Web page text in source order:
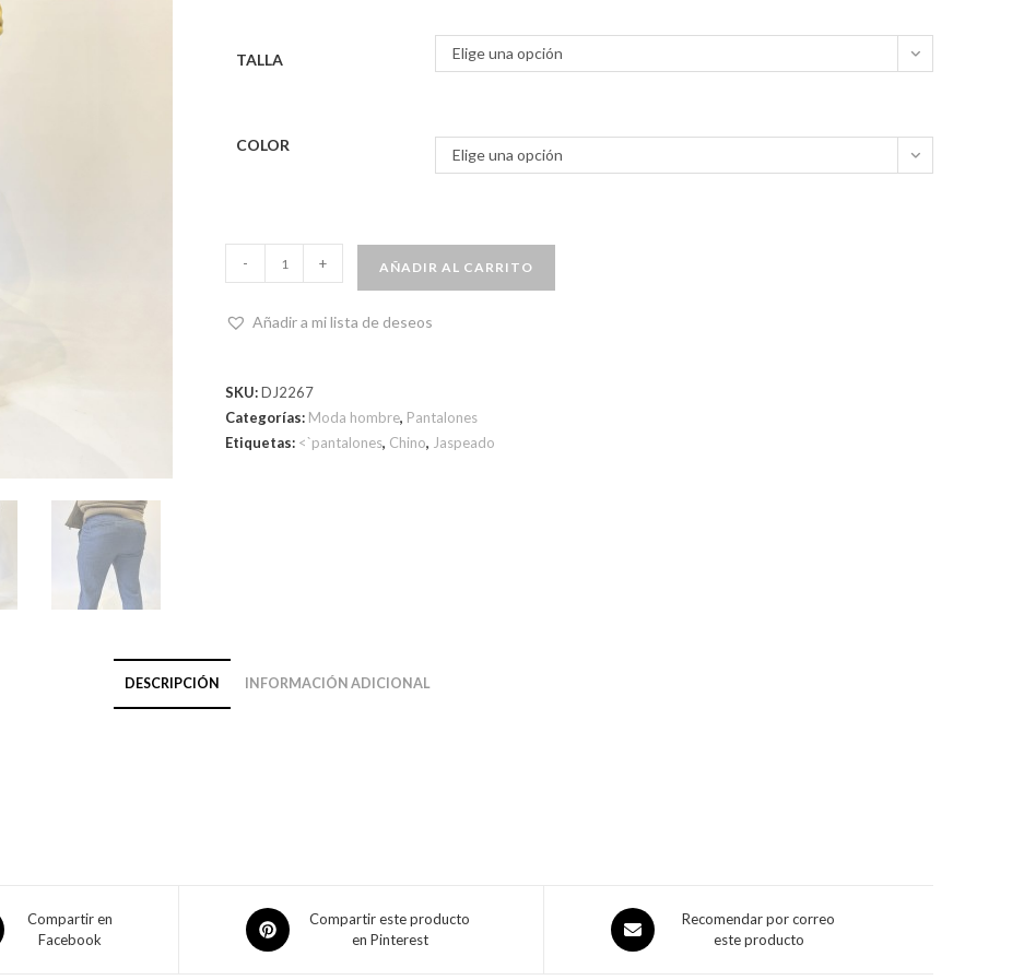
TALLA Elige una opción
COLOR
Elige una opción
- + AÑADIR AL CARRITO
Añadir a mi lista de deseos
SKU:DJ2267
Categorías: Moda hombre, Pantalones
Etiquetas: <`pantalones, Chino, Jaspeado
DESCRIPCIÓN INFORMACIÓN ADICIONAL
Compartir en
Facebook
Compartir este producto
en Pinterest
Recomendar por correo
este producto